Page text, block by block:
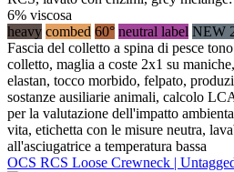
6% viscosa
heavy combed 60° neutral label NEW
Fascia del colletto a spina di pesce
colletto, maglia a coste 2x1 su
elastan, tocco morbido, felpato,
sostanze ausiliarie animali, calcolo
per la valutazione dell'impatto
vita, etichetta con le misure neutra,
all'asciugatrice a temperatura bassa
OCS RCS Loose Crewneck |